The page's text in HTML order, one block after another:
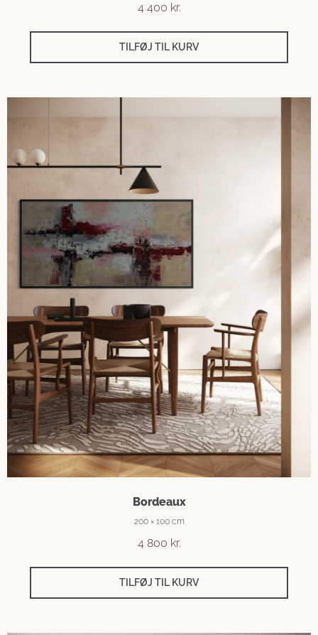
4 400 kr.
TILFØJ TIL KURV
Bordeaux
200 × 100 cm
4 800 kr.
TILFØJ TIL KURV